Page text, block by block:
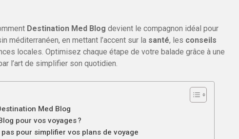
Destination Med Blog devient le compagnon idéal pour
méditerranéen, en mettant l’accent sur la santé, les conseils
locales. Optimisez chaque étape de votre balade grâce à une
l’art de simplifier son quotidien.
Med Blog
pour vos voyages ?
pour simplifier vos plans de voyage